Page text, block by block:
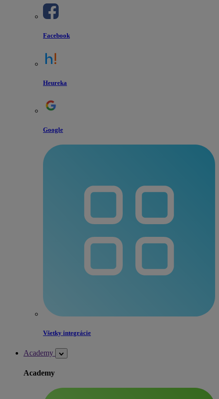
Facebook
Heureka
Google
Všetky integrácie
Academy
Academy